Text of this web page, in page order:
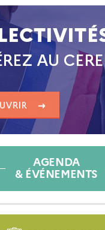
AGENDA
& ÉVÉNEMENTS